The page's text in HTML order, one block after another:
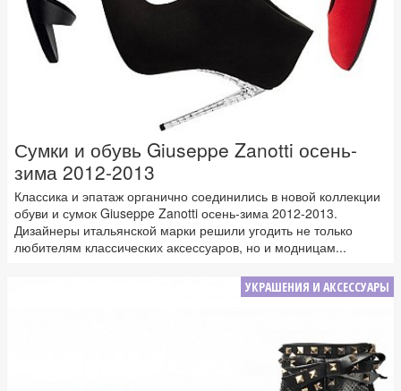
Сумки и обувь Giuseppe Zanotti осень-
зима 2012-2013
Классика и эпатаж органично соединились в новой коллекции
обуви и сумок Giuseppe Zanotti осень-зима 2012-2013.
Дизайнеры итальянской марки решили угодить не только
любителям классических аксессуаров, но и модницам...
УКРАШЕНИЯ И АКСЕССУАРЫ